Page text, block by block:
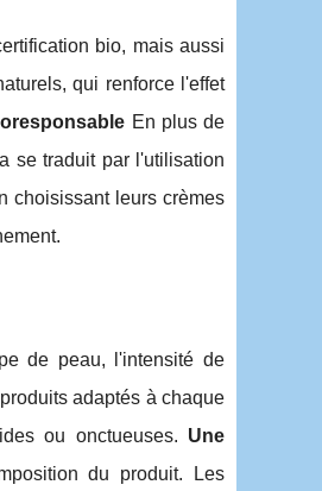
bio, mais aussi
qui renforce l'effet
En plus de
se traduit par l'utilisation
choisissant leurs crèmes
de peau, l'intensité de
adaptés à chaque
ou onctueuses. Une
du produit. Les